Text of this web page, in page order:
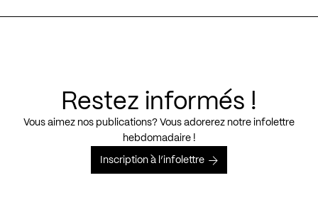
Restez informés !
Vous aimez nos publications? Vous adorerez notre infolettre
hebdomadaire !
Inscription à l’infolettre